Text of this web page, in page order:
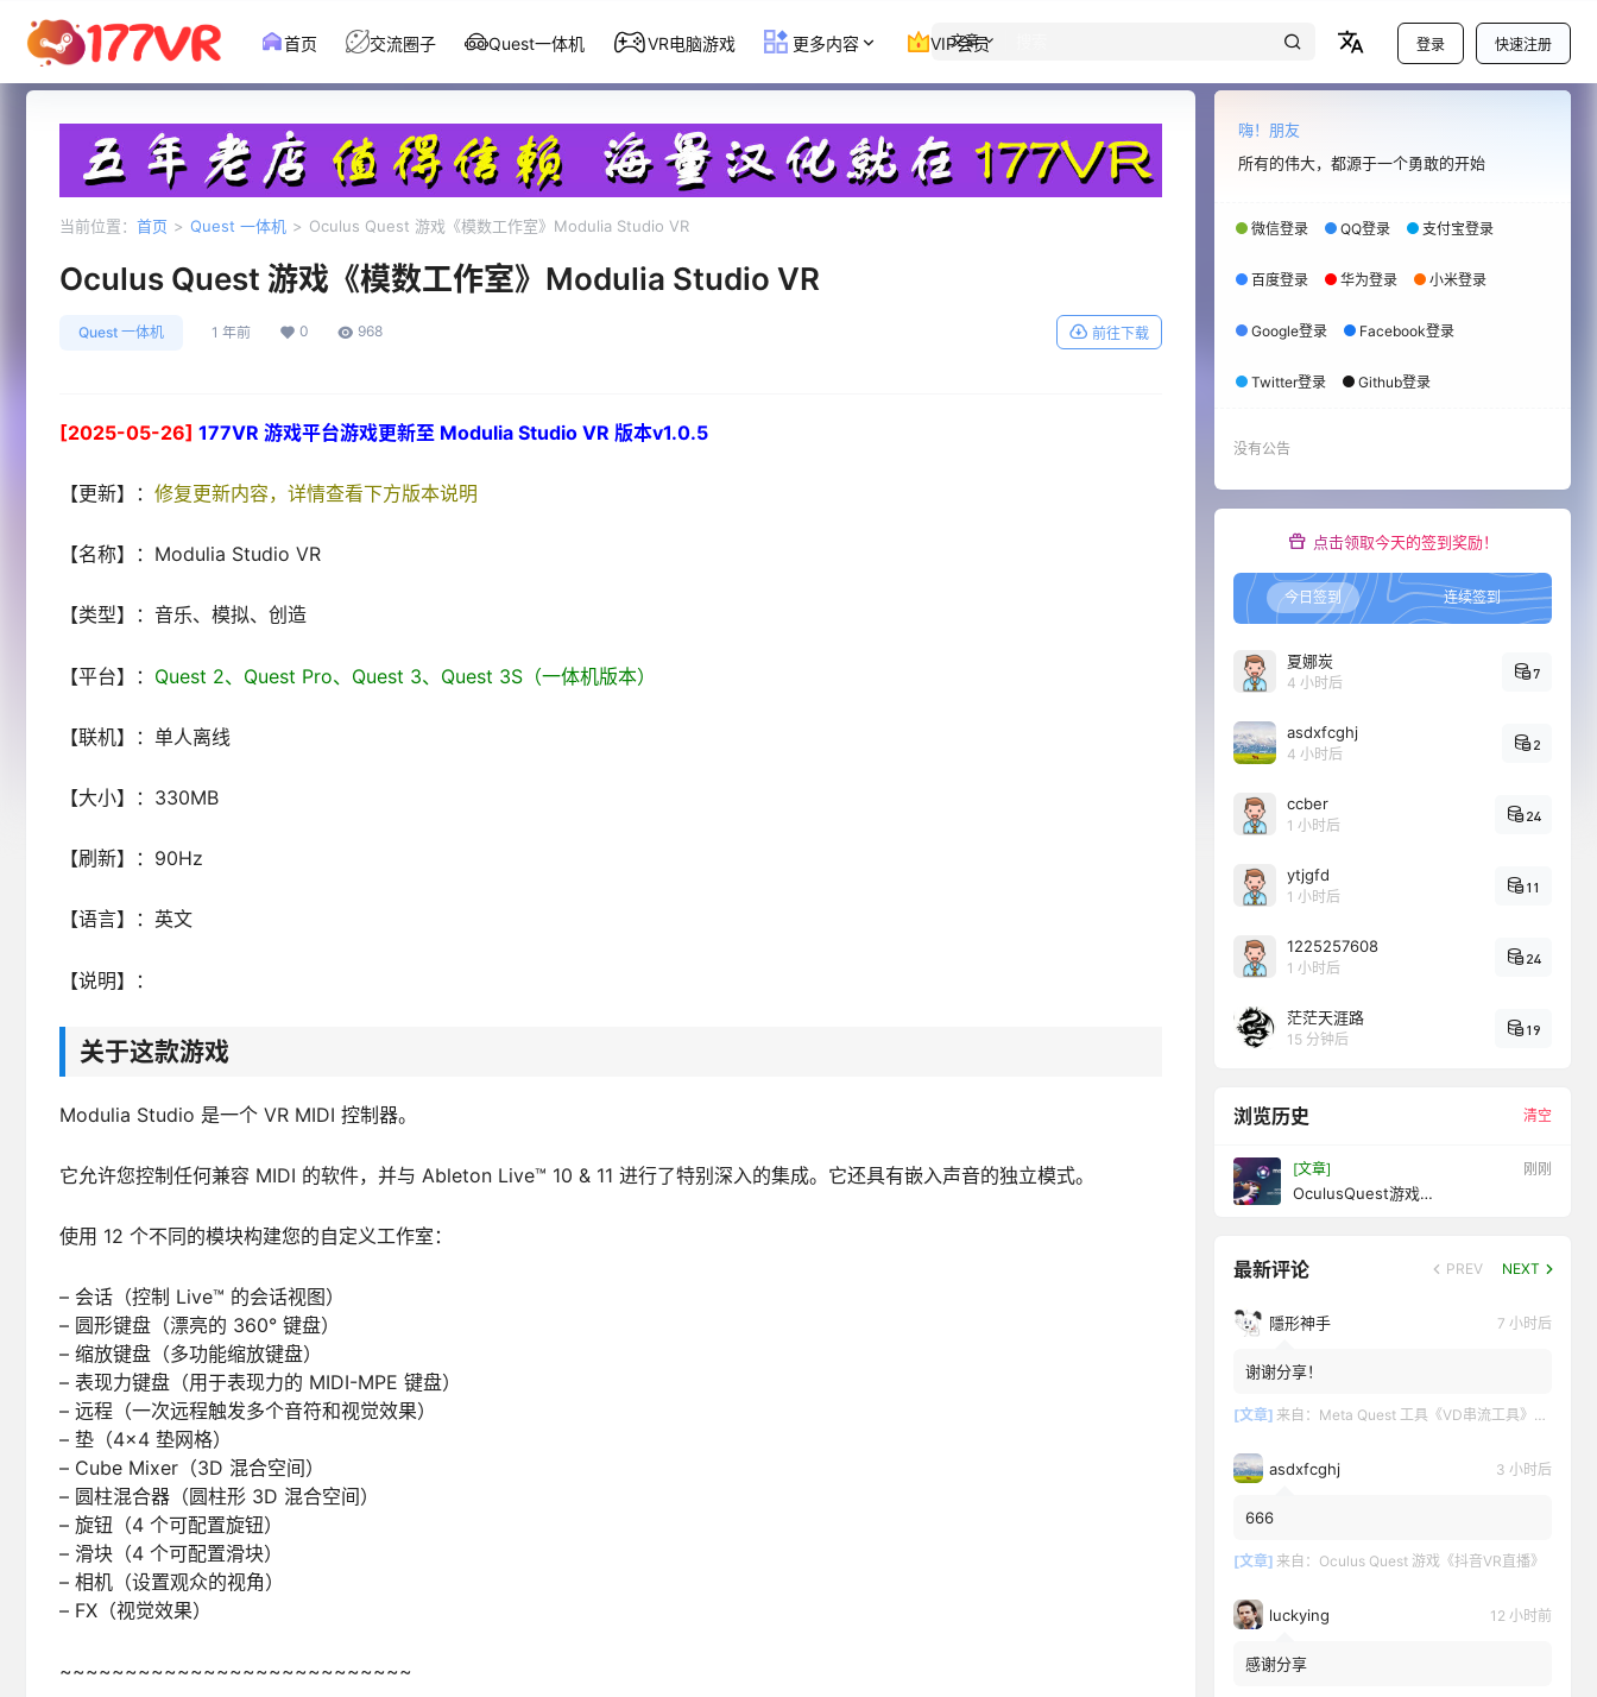
文章 登录 快速注册
首页 交流圈子 Quest一体机 VR电脑游戏 更多内容 VIP会员
当前位置： 首页 > Quest 一体机 > Oculus Quest 游戏《模数工作室》Modulia Studio VR
Oculus Quest 游戏《模数工作室》Modulia Studio VR
Quest 一体机 1 年前 0 968 前往下载
[2025-05-26] 177VR 游戏平台游戏更新至 Modulia Studio VR 版本v1.0.5
【更新】： 修复更新内容，详情查看下方版本说明
【名称】：Modulia Studio VR
【类型】：音乐、模拟、创造
【平台】： Quest 2、Quest Pro、Quest 3、Quest 3S（一体机版本）
【联机】：单人离线
【大小】：330MB
【刷新】：90Hz
【语言】：英文
【说明】：
关于这款游戏
Modulia Studio 是一个 VR MIDI 控制器。
它允许您控制任何兼容 MIDI 的软件，并与 Ableton Live™ 10 & 11 进行了特别深入的集成。它还具有嵌入声音的独立模式。
使用 12 个不同的模块构建您的自定义工作室：
– 会话（控制 Live™ 的会话视图）
– 圆形键盘（漂亮的 360° 键盘）
– 缩放键盘（多功能缩放键盘）
– 表现力键盘（用于表现力的 MIDI-MPE 键盘）
– 远程（一次远程触发多个音符和视觉效果）
– 垫（4×4 垫网格）
– Cube Mixer（3D 混合空间）
– 圆柱混合器（圆柱形 3D 混合空间）
– 旋钮（4 个可配置旋钮）
– 滑块（4 个可配置滑块）
– 相机（设置观众的视角）
– FX（视觉效果）
~~~~~~~~~~~~~~~~~~~~~~~~~~~
嗨！朋友
所有的伟大，都源于一个勇敢的开始
微信登录 QQ登录 支付宝登录
百度登录 华为登录 小米登录
Google登录 Facebook登录
Twitter登录 Github登录
没有公告
点击领取今天的签到奖励！
今日签到 连续签到
夏娜炭
4 小时后
7
asdxfcghj
4 小时后
2
ccber
1 小时后
24
ytjgfd
1 小时后
11
1225257608
1 小时后
24
茫茫天涯路
15 分钟后
19
浏览历史 清空
[文章] 11 秒前
OculusQuest游戏
最新评论 PREV NEXT
隱形神手 7 小时后
谢谢分享！
[文章] 来自： Meta Quest 工具《VD串流工具》Virtual Desktop 破解版
asdxfcghj 3 小时后
666
[文章] 来自： Oculus Quest 游戏《抖音VR直播》
luckying 12 小时前
感谢分享